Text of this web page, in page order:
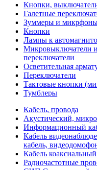
Кнопки,
Галетные
Зуммеры и
Кнопки
Лампы к
Микровыключатели
переключатели
Осветительная
Переключатели
Тактовые кнопки
Тумблеры
Кабель, провода
Акустический,
Информационный
Кабель
кабель,
Кабель
Радиочастотные